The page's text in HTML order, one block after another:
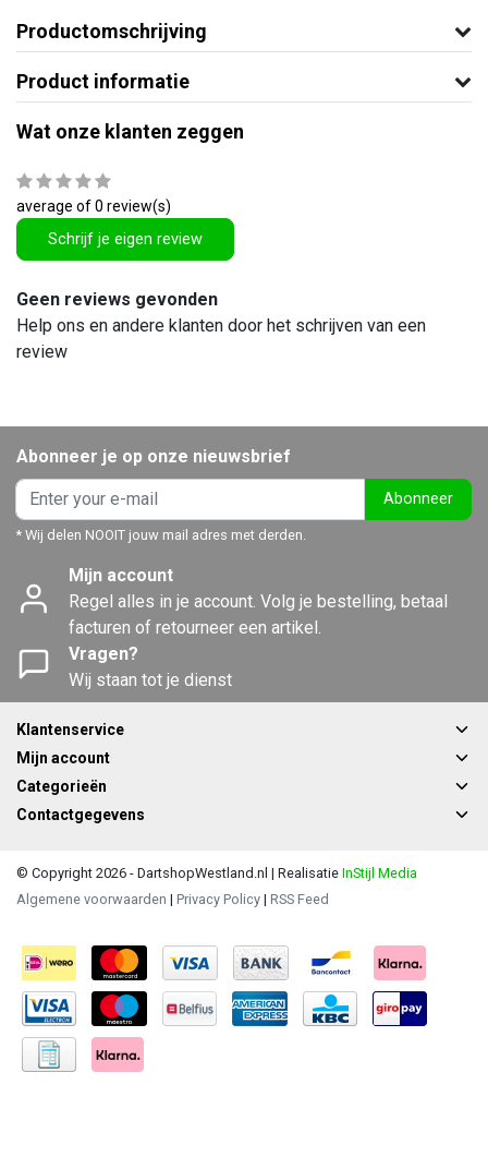
Productomschrijving
Product informatie
Wat onze klanten zeggen
average of 0 review(s)
Schrijf je eigen review
Geen reviews gevonden
Help ons en andere klanten door het schrijven van een
review
Abonneer je op onze nieuwsbrief
Abonneer
* Wij delen NOOIT jouw mail adres met derden.
Mijn account
Regel alles in je account. Volg je bestelling, betaal
facturen of retourneer een artikel.
Vragen?
Wij staan tot je dienst
Klantenservice
Mijn account
Categorieën
Contactgegevens
© Copyright 2026 - DartshopWestland.nl | Realisatie InStijl Media
Algemene voorwaarden | Privacy Policy | RSS Feed